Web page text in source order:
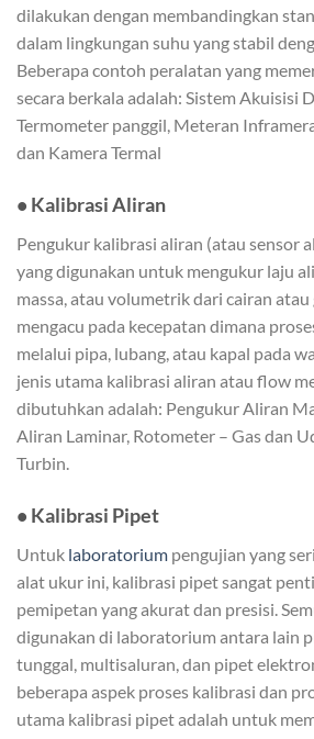
dilakukan dengan membandingkan
dalam lingkungan suhu yang stabil
Beberapa contoh peralatan yang
secara berkala adalah: Sistem Akuisisi
Termometer panggil, Meteran
dan Kamera Termal
• Kalibrasi Aliran
Pengukur kalibrasi aliran (atau sensor
yang digunakan untuk mengukur laju
massa, atau volumetrik dari cairan atau
mengacu pada kecepatan dimana
melalui pipa, lubang, atau kapal pada
jenis utama kalibrasi aliran atau flow
dibutuhkan adalah: Pengukur Aliran
Aliran Laminar, Rotometer – Gas dan
Turbin.
• Kalibrasi Pipet
Untuk laboratorium pengujian yang
alat ukur ini, kalibrasi pipet sangat
pemipetan yang akurat dan presisi.
digunakan di laboratorium antara lain
tunggal, multisaluran, dan pipet
beberapa aspek proses kalibrasi dan
utama kalibrasi pipet adalah untuk